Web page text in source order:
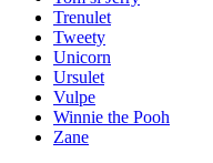
Trenulet
Tweety
Unicorn
Ursulet
Vulpe
Winnie the Pooh
Zane